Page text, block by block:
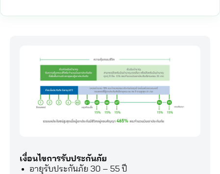
เงื่อนไขการรับประกันภัย
อายุรับประกันภัย 30 – 55 ปี